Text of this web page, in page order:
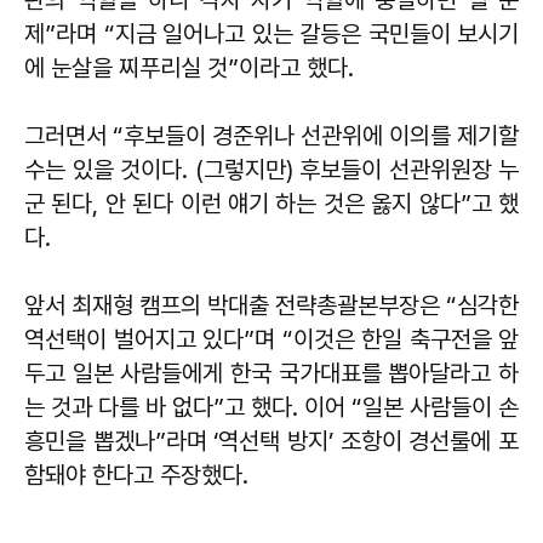
제”라며 “지금 일어나고 있는 갈등은 국민들이 보시기
에 눈살을 찌푸리실 것”이라고 했다.
그러면서 “후보들이 경준위나 선관위에 이의를 제기할
수는 있을 것이다. (그렇지만) 후보들이 선관위원장 누
군 된다, 안 된다 이런 얘기 하는 것은 옳지 않다”고 했
다.
앞서 최재형 캠프의 박대출 전략총괄본부장은 “심각한
역선택이 벌어지고 있다”며 “이것은 한일 축구전을 앞
두고 일본 사람들에게 한국 국가대표를 뽑아달라고 하
는 것과 다를 바 없다”고 했다. 이어 “일본 사람들이 손
흥민을 뽑겠나”라며 ‘역선택 방지’ 조항이 경선룰에 포
함돼야 한다고 주장했다.